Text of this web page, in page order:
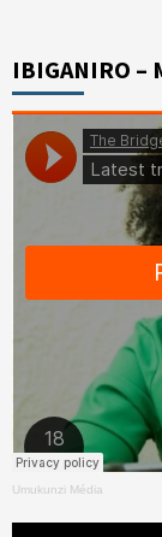
IBIGANIRO –
Umukunzi Média